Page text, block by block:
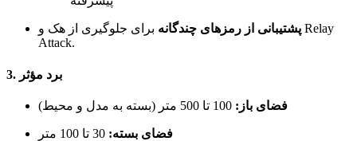
پشتیبانی از رمزهای چندگانه برای جلوگیری از هک و Relay
Attack.
3. برد مؤثر
فضای باز:
فضای بسته: